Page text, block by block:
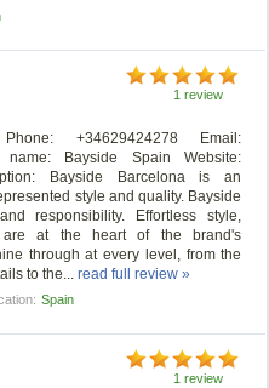
1 review
+34629424278 Email:
name: Bayside Spain Website:
Bayside Barcelona is an
style and quality. Bayside
responsibility. Effortless style,
are at the heart of the brand's
through at every level, from the
to the...read full review »
Spain
1 review